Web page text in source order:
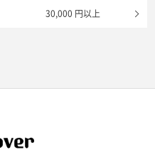
30,000 円以上